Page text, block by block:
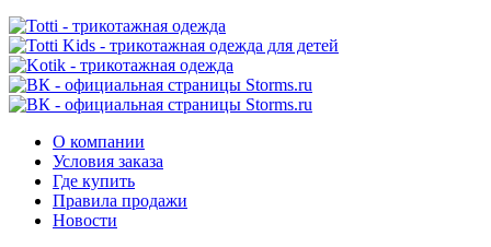
О компании
Условия заказа
Где купить
Правила продажи
Новости